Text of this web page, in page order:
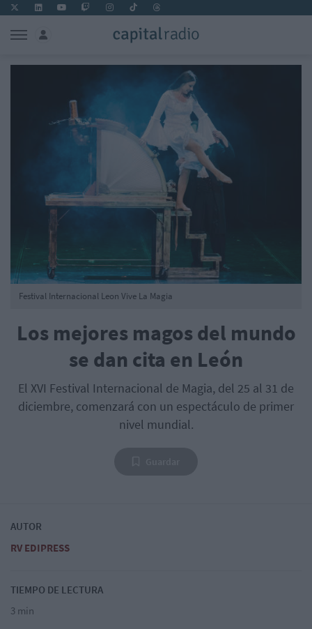
Los mejores magos del mundo
se dan cita en León
El XVI Festival Internacional de Magia, del 25 al 31 de
diciembre, comenzará con un espectáculo de primer
nivel mundial.
Festival Internacional Leon Vive La Magia
AUTOR
RV EDIPRESS
TIEMPO DE LECTURA
3 min